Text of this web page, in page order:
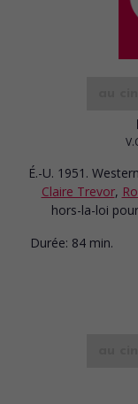
É.-U. 1951. Western
Claire Trevor,
hors-la-loi
Durée: 84 min.